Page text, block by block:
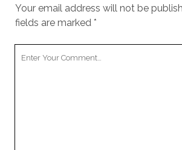
Your email address will not be
fields are marked *